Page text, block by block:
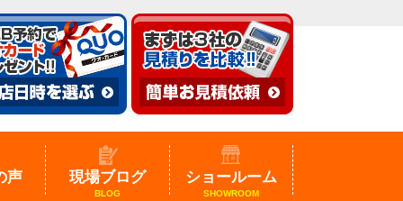
声 現場ブログ
BLOG
ショールーム
SHOWROOM